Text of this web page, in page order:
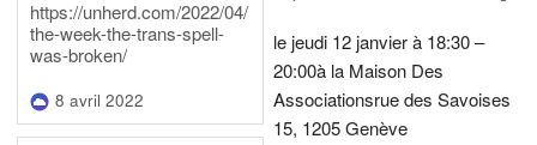
https://unherd.com/2022/04/
the-week-the-trans-spell-
was-broken/
8 avril 2022
le jeudi 12 janvier à 18:30 –
20:00à la Maison Des
Associationsrue des Savoises
15, 1205 Genève